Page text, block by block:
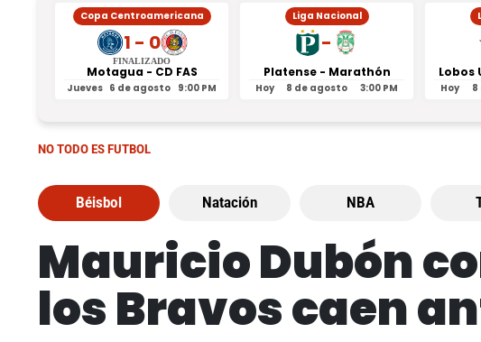
Copa Centroamericana
1 - 0
FINALIZADO
Motagua - CD FAS
Jueves 6 de agosto 9:00 PM
Liga Nacional
-
Platense - Marathón
Hoy 8 de agosto 3:00 PM
Lobos
Hoy
NO TODO ES FUTBOL
Béisbol Natación NBA
Mauricio Dubón
los Bravos caen